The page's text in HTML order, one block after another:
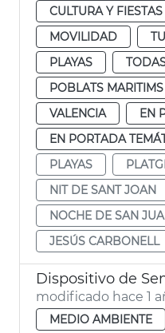
CULTURA Y
MOVILIDAD
PLAYAS
POBLATS MARITIMS
VALENCIA
EN
EN PORTADA
PLAYAS
NIT DE SANT JOAN
NOCHE DE SAN
JESÚS CARBONELL
modificado hace 1
MEDIO AMBIENTE